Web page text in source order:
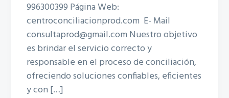
996300399 Página Web:
centroconciliacionprod.com E- Mail
consultaprod@gmail.com Nuestro objetivo
es brindar el servicio correcto y
responsable en el proceso de conciliación,
ofreciendo soluciones confiables, eficientes
y con […]